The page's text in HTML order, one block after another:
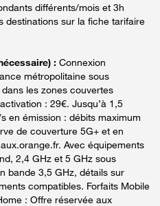
différents/mois et 3h
destinations sur la fiche tarifaire
: Connexion
métropolitaine sous
les zones couvertes
: 29€. Jusqu’à 1,5
en émission : débits maximum
de couverture 5G+ et en
Avec équipements
2,4 GHz et 5 GHz sous
bande 3,5 GHz, détails sur
compatibles. Forfaits Mobile
: Offre réservée aux